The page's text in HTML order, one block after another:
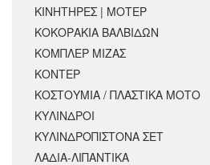
ΚΙΝΗΤΗΡΕΣ | ΜΟΤΕΡ
ΚΟΚΟΡΑΚΙΑ ΒΑΛΒΙΔΩΝ
ΚΟΜΠΛΕΡ ΜΙΖΑΣ
ΚΟΝΤΕΡ
ΚΟΣΤΟΥΜΙΑ / ΠΛΑΣΤΙΚΑ ΜΟΤΟ
ΚΥΛΙΝΔΡΟΙ
ΚΥΛΙΝΔΡΟΠΙΣΤΟΝΑ ΣΕΤ
ΛΑΔΙΑ-ΛΙΠΑΝΤΙΚΑ